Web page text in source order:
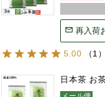
再入荷
5.00 （1 ）
日本茶 お